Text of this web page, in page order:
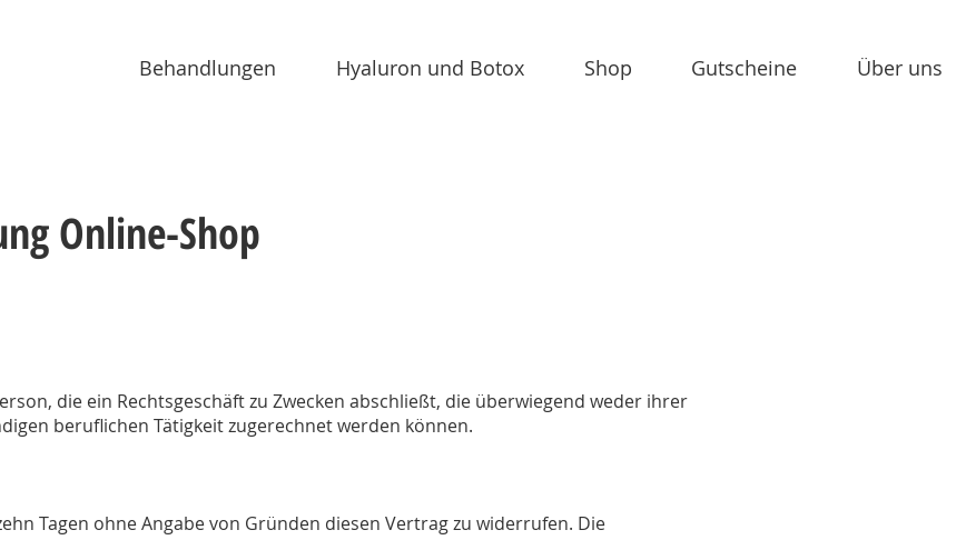
Behandlungen Hyaluron und Botox Shop Gutscheine Über uns
Online-Shop
die ein Rechtsgeschäft zu Zwecken abschließt, die überwiegend weder ihrer
beruflichen Tätigkeit zugerechnet werden können.
Tagen ohne Angabe von Gründen diesen Vertrag zu widerrufen. Die